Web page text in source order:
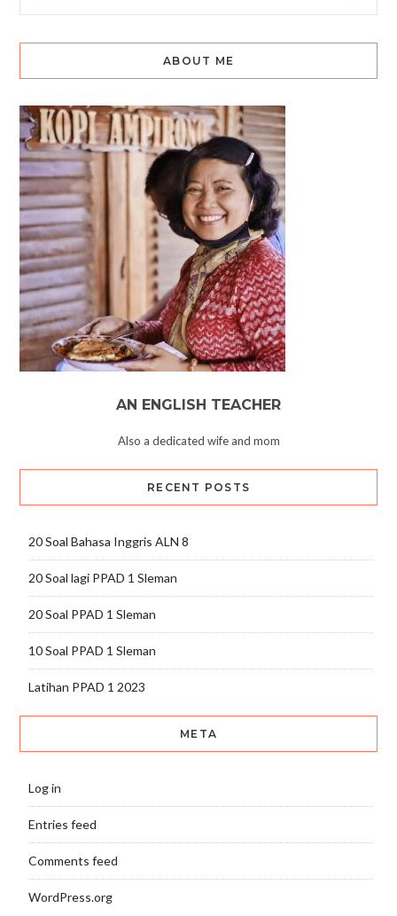
ABOUT ME
AN ENGLISH TEACHER
Also a dedicated wife and mom
RECENT POSTS
20 Soal Bahasa Inggris ALN 8
20 Soal lagi PPAD 1 Sleman
20 Soal PPAD 1 Sleman
10 Soal PPAD 1 Sleman
Latihan PPAD 1 2023
META
Log in
Entries feed
Comments feed
WordPress.org